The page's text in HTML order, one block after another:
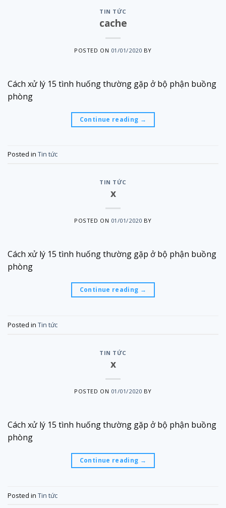
TIN TỨC
cache
POSTED ON 01/01/2020 BY
Cách xử lý 15 tình huống thường gặp ở bộ phận buồng
phòng
Continue reading →
Posted in Tin tức
TIN TỨC
x
POSTED ON 01/01/2020 BY
Cách xử lý 15 tình huống thường gặp ở bộ phận buồng
phòng
Continue reading →
Posted in Tin tức
TIN TỨC
x
POSTED ON 01/01/2020 BY
Cách xử lý 15 tình huống thường gặp ở bộ phận buồng
phòng
Continue reading →
Posted in Tin tức